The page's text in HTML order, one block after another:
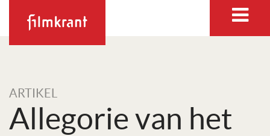
ARTIKEL
Allegorie van het